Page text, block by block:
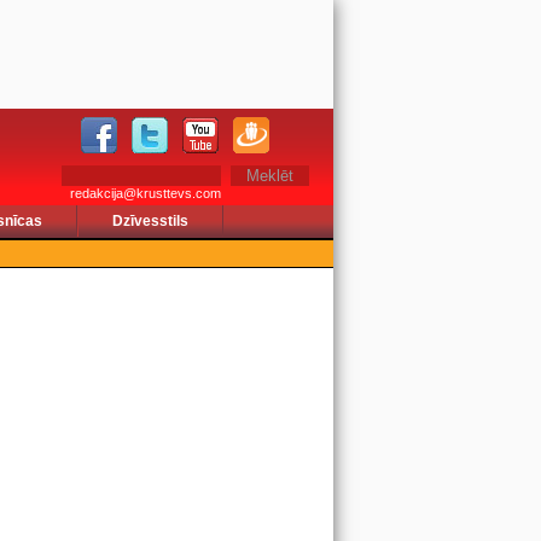
redakcija@krusttevs.com
Dzīvesstils